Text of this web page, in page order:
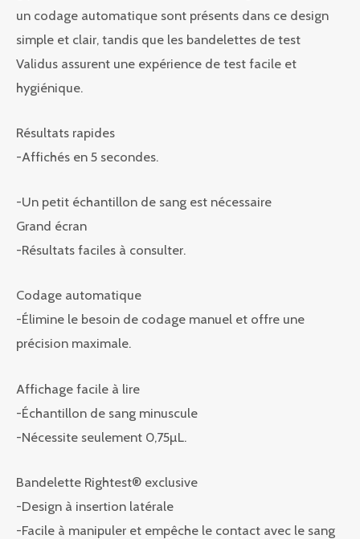
un codage automatique sont présents dans ce design
simple et clair, tandis que les bandelettes de test
Validus assurent une expérience de test facile et
hygiénique.
Résultats rapides
-Affichés en 5 secondes.
-Un petit échantillon de sang est nécessaire
Grand écran
-Résultats faciles à consulter.
Codage automatique
-Élimine le besoin de codage manuel et offre une
précision maximale.
Affichage facile à lire
-Échantillon de sang minuscule
-Nécessite seulement 0,75µL.
Bandelette Rightest® exclusive
-Design à insertion latérale
-Facile à manipuler et empêche le contact avec le sang